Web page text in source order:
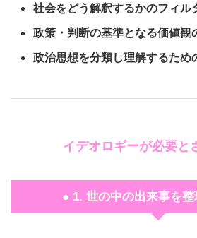
社会をどう解釈するかのフィル
政策・判断の基準となる価値観
政治思想を分類し理解するため
イデオロギーが必要と
● 1. 世の中の出来事を